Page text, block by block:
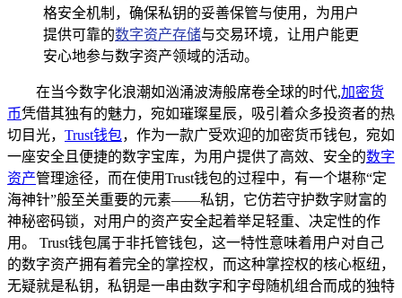
格安全机制，确保私钥的妥善保管与使用，为用户
提供可靠的数字资产存储与交易环境，让用户能更
安心地参与数字资产领域的活动。
在当今数字化浪潮如汹涌波涛般席卷全球的时代,加密货
币凭借其独有的魅力，宛如璀璨星辰，吸引着众多投资者的热
切目光， Trust钱包，作为一款广受欢迎的加密货币钱包，宛如
一座安全且便捷的数字宝库，为用户提供了高效、安全的数字
资产管理途径，而在使用Trust钱包的过程中，有一个堪称“定
海神针”般至关重要的元素——私钥，它仿若守护数字财富的
神秘密码锁，对用户的资产安全起着举足轻重、决定性的作
用。 Trust钱包属于非托管钱包，这一特性意味着用户对自己
的数字资产拥有着完全的掌控权，而这种掌控权的核心枢纽，
无疑就是私钥，私钥是一串由数字和字母随机组合而成的独特